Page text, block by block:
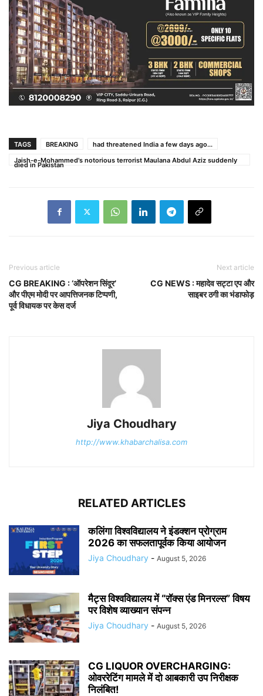
TAGS BREAKING
had threatened India a few days ago...
Jaish-e-Mohammed's notorious terrorist Maulana Abdul Aziz suddenly
died in Pakistan
Previous article
CG BREAKING : ‘ऑपरेशन सिंदूर’
और पीएम मोदी पर आपत्तिजनक टिप्पणी,
पूर्व विधायक पर केस दर्ज
Next article
CG NEWS : महादेव सट्टा एप और
साइबर ठगी का भंडाफोड़
Jiya Choudhary
http://www.khabarchalisa.com
RELATED ARTICLES
कलिंगा विश्वविद्यालय ने इंडक्शन प्रोग्राम
2026 का सफलतापूर्वक किया आयोजन
Jiya Choudhary - August 5, 2026
मैट्स विश्वविद्यालय में “रॉक्स एंड मिनरल्स” विषय
पर विशेष व्याख्यान संपन्न
Jiya Choudhary - August 5, 2026
CG LIQUOR OVERCHARGING:
ओवररेटिंग मामले में दो आबकारी उप निरीक्षक
निलंबित!